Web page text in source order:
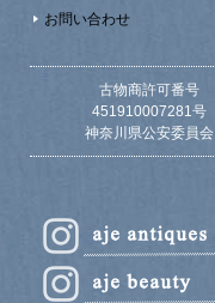
お問い合わせ
古物商許可番号
451910007281号
神奈川県公安委員会